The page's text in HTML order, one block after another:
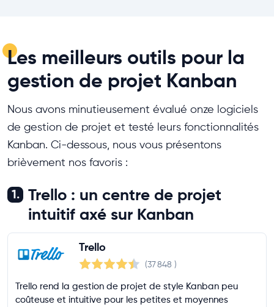
Les meilleurs outils pour la
gestion de projet Kanban
Nous avons minutieusement évalué onze logiciels
de gestion de projet et testé leurs fonctionnalités
Kanban. Ci-dessous, nous vous présentons
brièvement nos favoris :
1.
Trello : un centre de projet
intuitif axé sur Kanban
Trello
(37 848 )
Trello rend la gestion de projet de style Kanban peu
coûteuse et intuitive pour les petites et moyennes